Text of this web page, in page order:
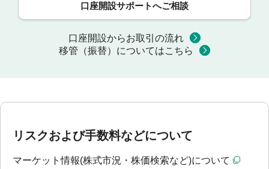
口座開設サポートへご相談
口座開設からお取引の流れ
移管（振替）についてはこちら
リスクおよび手数料などについて
マーケット情報(株式市況・株価検索など)について